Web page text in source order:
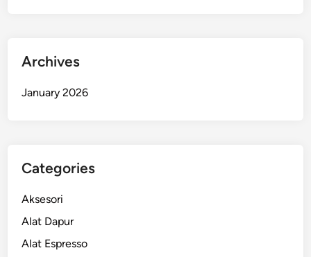
Archives
January 2026
Categories
Aksesori
Alat Dapur
Alat Espresso